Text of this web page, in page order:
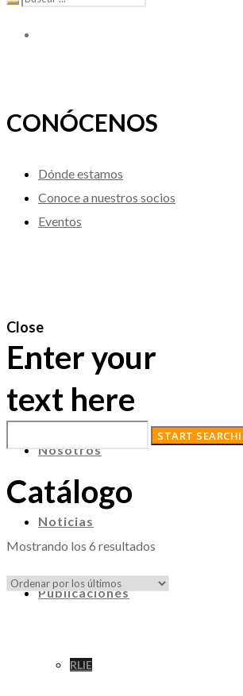
CONÓCENOS
Dónde estamos
Conoce a nuestros socios
Eventos
Nosotros
Noticias
Publicaciones
RLIE
Close
Enter your
text here
Catálogo
Mostrando los 6 resultados
los